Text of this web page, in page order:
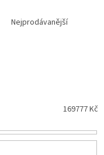
Nejprodávanější
169777Kč